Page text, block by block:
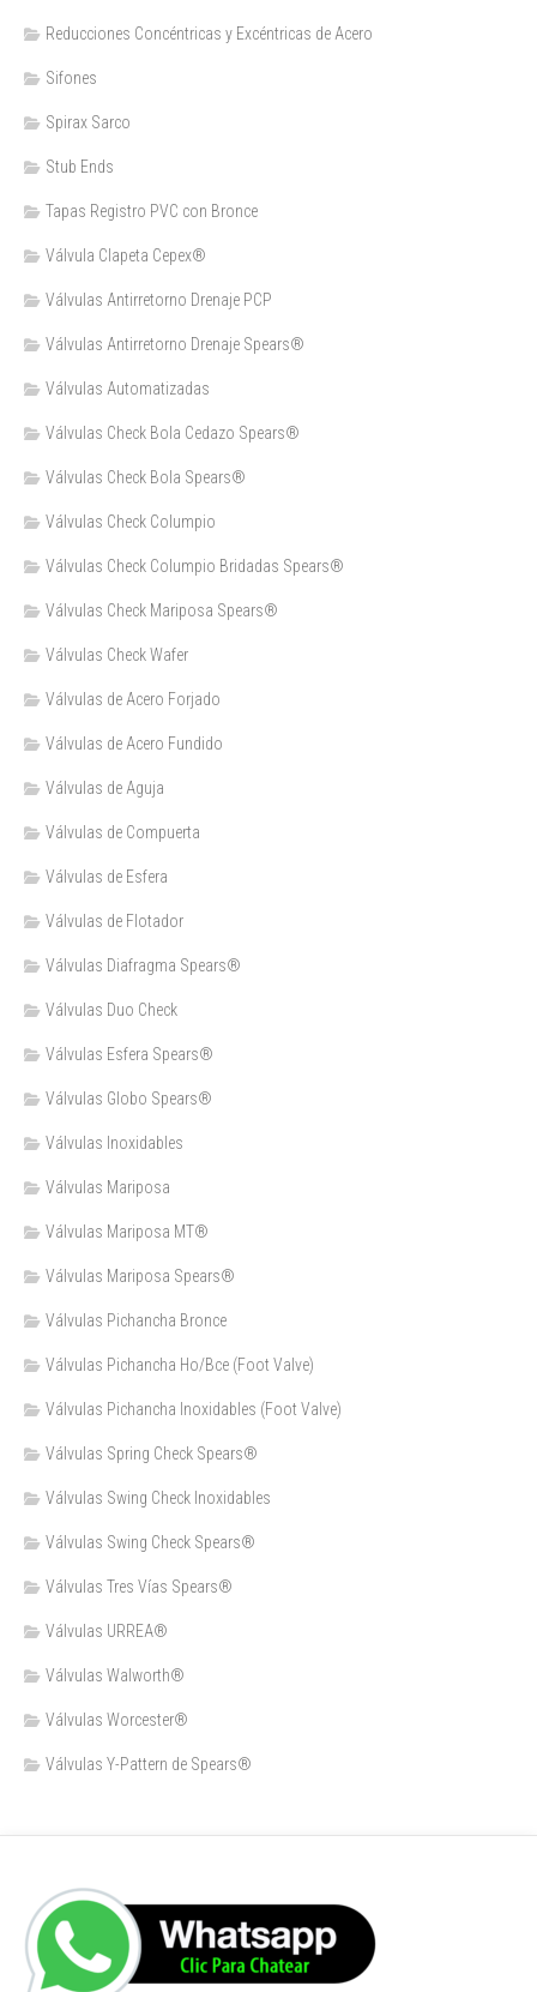
Reducciones Concéntricas y Excéntricas de Acero
Sifones
Spirax Sarco
Stub Ends
Tapas Registro PVC con Bronce
Válvula Clapeta Cepex®
Válvulas Antirretorno Drenaje PCP
Válvulas Antirretorno Drenaje Spears®
Válvulas Automatizadas
Válvulas Check Bola Cedazo Spears®
Válvulas Check Bola Spears®
Válvulas Check Columpio
Válvulas Check Columpio Bridadas Spears®
Válvulas Check Mariposa Spears®
Válvulas Check Wafer
Válvulas de Acero Forjado
Válvulas de Acero Fundido
Válvulas de Aguja
Válvulas de Compuerta
Válvulas de Esfera
Válvulas de Flotador
Válvulas Diafragma Spears®️
Válvulas Duo Check
Válvulas Esfera Spears®
Válvulas Globo Spears®
Válvulas Inoxidables
Válvulas Mariposa
Válvulas Mariposa MT®
Válvulas Mariposa Spears®
Válvulas Pichancha Bronce
Válvulas Pichancha Ho/Bce (Foot Valve)
Válvulas Pichancha Inoxidables (Foot Valve)
Válvulas Spring Check Spears®
Válvulas Swing Check Inoxidables
Válvulas Swing Check Spears®
Válvulas Tres Vías Spears®
Válvulas URREA®
Válvulas Walworth®
Válvulas Worcester®
Válvulas Y-Pattern de Spears®️